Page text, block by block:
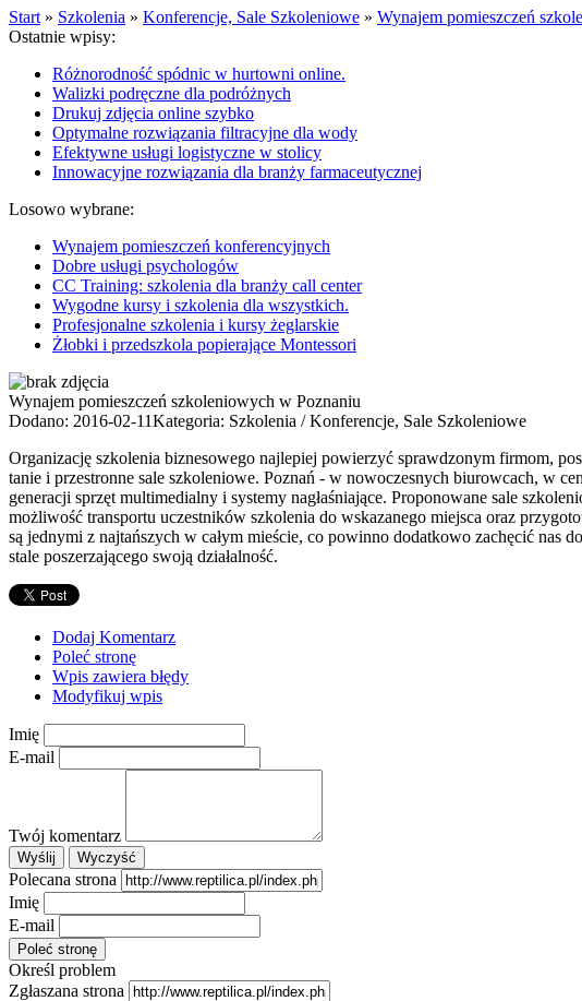
Start » Szkolenia » Konferencje, Sale Szkoleniowe » Wynajem pomieszczeń
Ostatnie wpisy:
Różnorodność spódnic w hurtowni online.
Walizki podręczne dla podróżnych
Drukuj zdjęcia online szybko
Optymalne rozwiązania filtracyjne dla wody
Efektywne usługi logistyczne w stolicy
Innowacyjne rozwiązania dla branży farmaceutycznej
Losowo wybrane:
Wynajem pomieszczeń konferencyjnych
Dobre usługi psychologów
CC Training: szkolenia dla branży call center
Wygodne kursy i szkolenia dla wszystkich.
Profesjonalne szkolenia i kursy żeglarskie
Żłobki i przedszkola popierające Montessori
Wynajem pomieszczeń szkoleniowych w Poznaniu
Dodano: 2016-02-11Kategoria: Szkolenia / Konferencje, Sale Szkoleniowe
Organizację szkolenia biznesowego najlepiej powierzyć sprawdzonym firmom,
tanie i przestronne sale szkoleniowe. Poznań - w nowoczesnych biurowcach, w
generacji sprzęt multimedialny i systemy nagłaśniające. Proponowane sale
możliwość transportu uczestników szkolenia do wskazanego miejsca oraz
są jednymi z najtańszych w całym mieście, co powinno dodatkowo zachęcić nas
stale poszerzającego swoją działalność.
Dodaj Komentarz
Poleć stronę
Wpis zawiera błędy
Modyfikuj wpis
Imię
E-mail
Twój komentarz
Polecana strona
Imię
E-mail
Określ problem
Zgłaszana strona